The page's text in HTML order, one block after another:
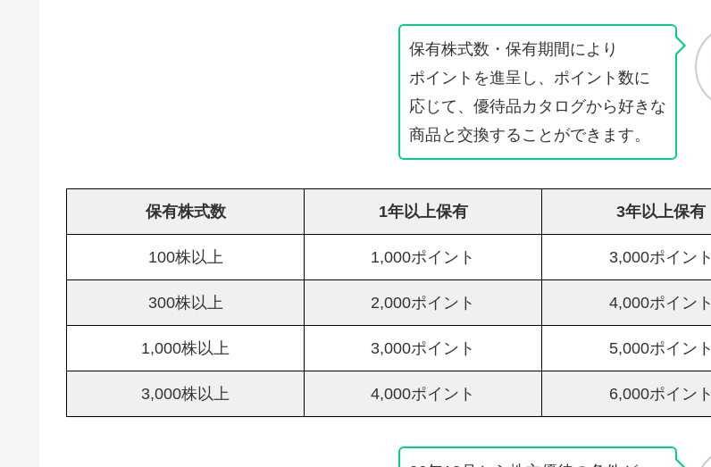
保有株式数・保有期間により
ポイントを進呈し、ポイント数に
応じて、優待品カタログから好きな
商品と交換することができます。
保有株式数 1年以上保有 3年以上保有
100株以上 1,000ポイント 3,000ポイント
300株以上 2,000ポイント 4,000ポイント
1,000株以上 3,000ポイント 5,000ポイント
3,000株以上 4,000ポイント 6,000ポイント